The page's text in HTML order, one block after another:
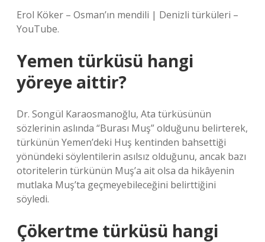
Erol Köker – Osman’ın mendili | Denizli türküleri –
YouTube.
Yemen türküsü hangi
yöreye aittir?
Dr. Songül Karaosmanoğlu, Ata türküsünün
sözlerinin aslında “Burası Muş” olduğunu belirterek,
türkünün Yemen’deki Huş kentinden bahsettiği
yönündeki söylentilerin asılsız olduğunu, ancak bazı
otoritelerin türkünün Muş’a ait olsa da hikâyenin
mutlaka Muş’ta geçmeyebileceğini belirttiğini
söyledi.
Çökertme türküsü hangi